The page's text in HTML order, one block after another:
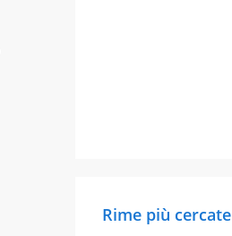
Rime più cercate